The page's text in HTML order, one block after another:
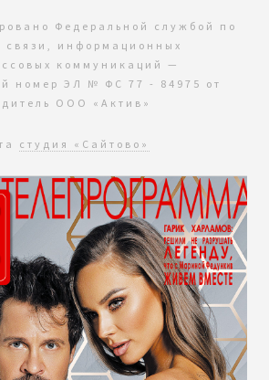
Федеральной службой по
связи, информационных
коммуникаций —
номер ЭЛ № ФС 77 - 84975 от
ООО «Актив»
студия «Сайтово»